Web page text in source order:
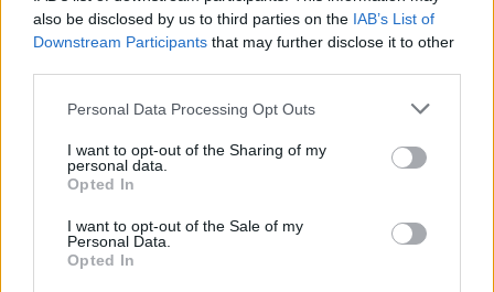
also be disclosed by us to third parties on the IAB’s List of
Downstream Participants that may further disclose it to other
Personal Data Processing Opt Outs
I want to opt-out of the Sharing of my
personal data.
Opted In
I want to opt-out of the Sale of my
Personal Data.
Opted In
2026. augusztus 09., vasárnap
Három férfit vettek őrizetbe a
megtámadott mentőautó ügyében